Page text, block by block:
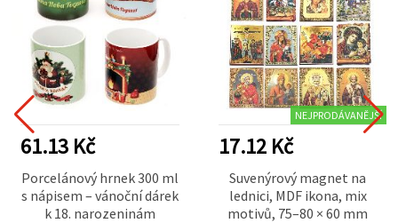
61.13 Kč
Porcelánový hrnek 300 ml
s nápisem – vánoční dárek
k 18. narozeninám
NEJPRODÁVANĚJŠÍ
17.12 Kč
Suvenýrový magnet na
lednici, MDF ikona, mix
motivů, 75–80 × 60 mm